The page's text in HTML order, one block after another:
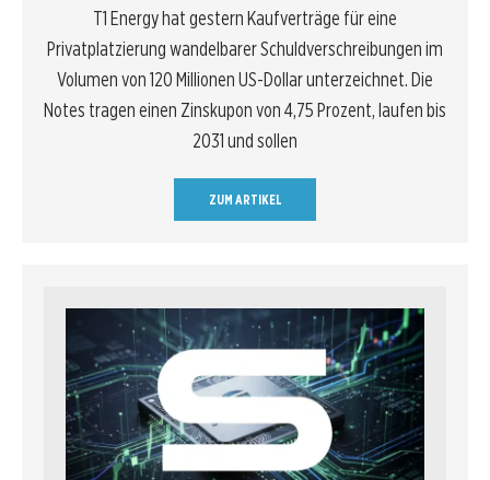
T1 Energy hat gestern Kaufverträge für eine
Privatplatzierung wandelbarer Schuldverschreibungen im
Volumen von 120 Millionen US-Dollar unterzeichnet. Die
Notes tragen einen Zinskupon von 4,75 Prozent, laufen bis
2031 und sollen
ZUM ARTIKEL